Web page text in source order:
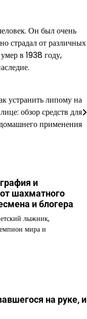
Он был очень
страдал от различных
в 1938 году,
устранить липому на
лице: обзор средств для
применения
и
шахматного
и блогера
лыжник,
мира и
на руке, и